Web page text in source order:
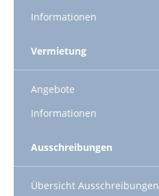
Informationen
Vermietung
Angebote
Informationen
Ausschreibungen
Übersicht Ausschreibungen